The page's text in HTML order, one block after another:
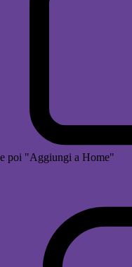
e poi "Aggiungi a Home"